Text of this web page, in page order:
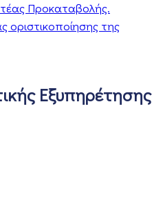
Προκαταβολής.
της
Εξυπηρέτησης